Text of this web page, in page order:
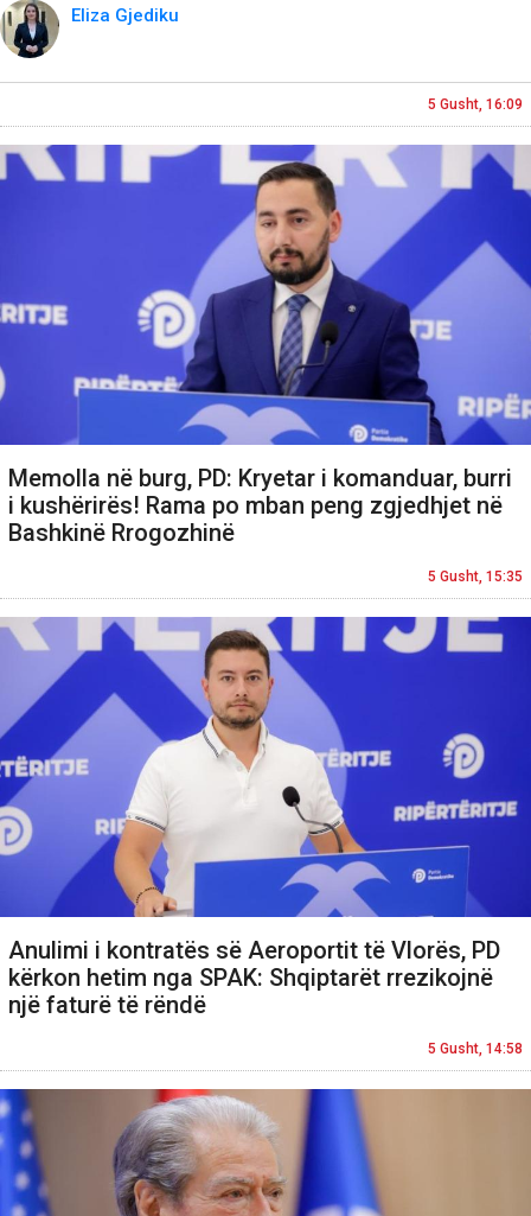
Eliza Gjediku
5 Gusht, 16:09
Memolla në burg, PD: Kryetar i komanduar, burri
i kushërirës! Rama po mban peng zgjedhjet në
Bashkinë Rrogozhinë
5 Gusht, 15:35
Anulimi i kontratës së Aeroportit të Vlorës, PD
kërkon hetim nga SPAK: Shqiptarët rrezikojnë
një faturë të rëndë
5 Gusht, 14:58